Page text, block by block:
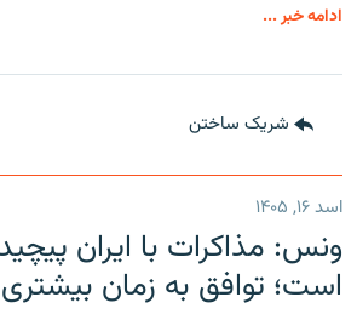
ادامه خبر ...
شریک ساختن
اسد ۱۶, ۱۴۰۵
ونس: مذاکرات با ایران
است؛ توافق به زمان بیشتری